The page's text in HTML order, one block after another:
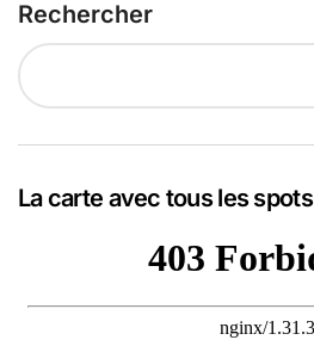
Rechercher
La carte avec tous les spots